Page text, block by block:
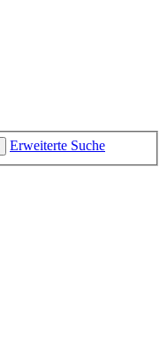
Erweiterte Suche